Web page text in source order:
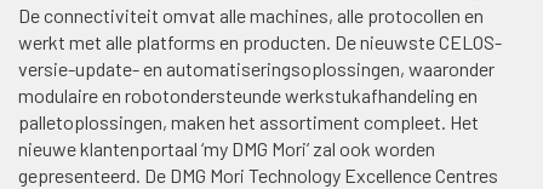
De connectiviteit omvat alle machines, alle protocollen en
werkt met alle platforms en producten. De nieuwste CELOS-
versie-update- en automatiseringsoplossingen, waaronder
modulaire en robotondersteunde werkstukafhandeling en
palletoplossingen, maken het assortiment compleet. Het
nieuwe klantenportaal ‘my DMG Mori’ zal ook worden
gepresenteerd. De DMG Mori Technology Excellence Centres